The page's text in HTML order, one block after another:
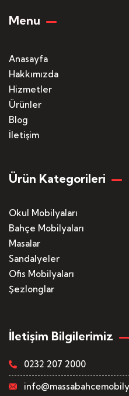
Menu
Anasayfa
Hakkımızda
Hizmetler
Ürünler
Blog
İletişim
Ürün Kategorileri
Okul Mobilyaları
Bahçe Mobilyaları
Masalar
Sandalyeler
Ofis Mobilyaları
Şezlonglar
İletişim Bilgilerimiz
0232 207 2000